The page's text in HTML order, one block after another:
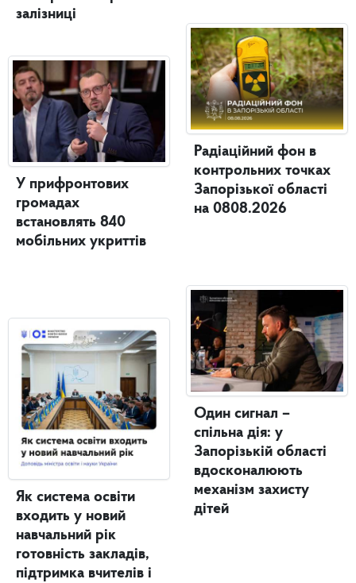
залізниці
У прифронтових
громадах
встановлять 840
мобільних укриттів
Як система освіти
входить у новий
навчальний рік
готовність закладів,
підтримка вчителів і
Радіаційний фон в
контрольних точках
Запорізької області
на 0808.2026
Один сигнал –
спільна дія: у
Запорізькій області
вдосконалюють
механізм захисту
дітей